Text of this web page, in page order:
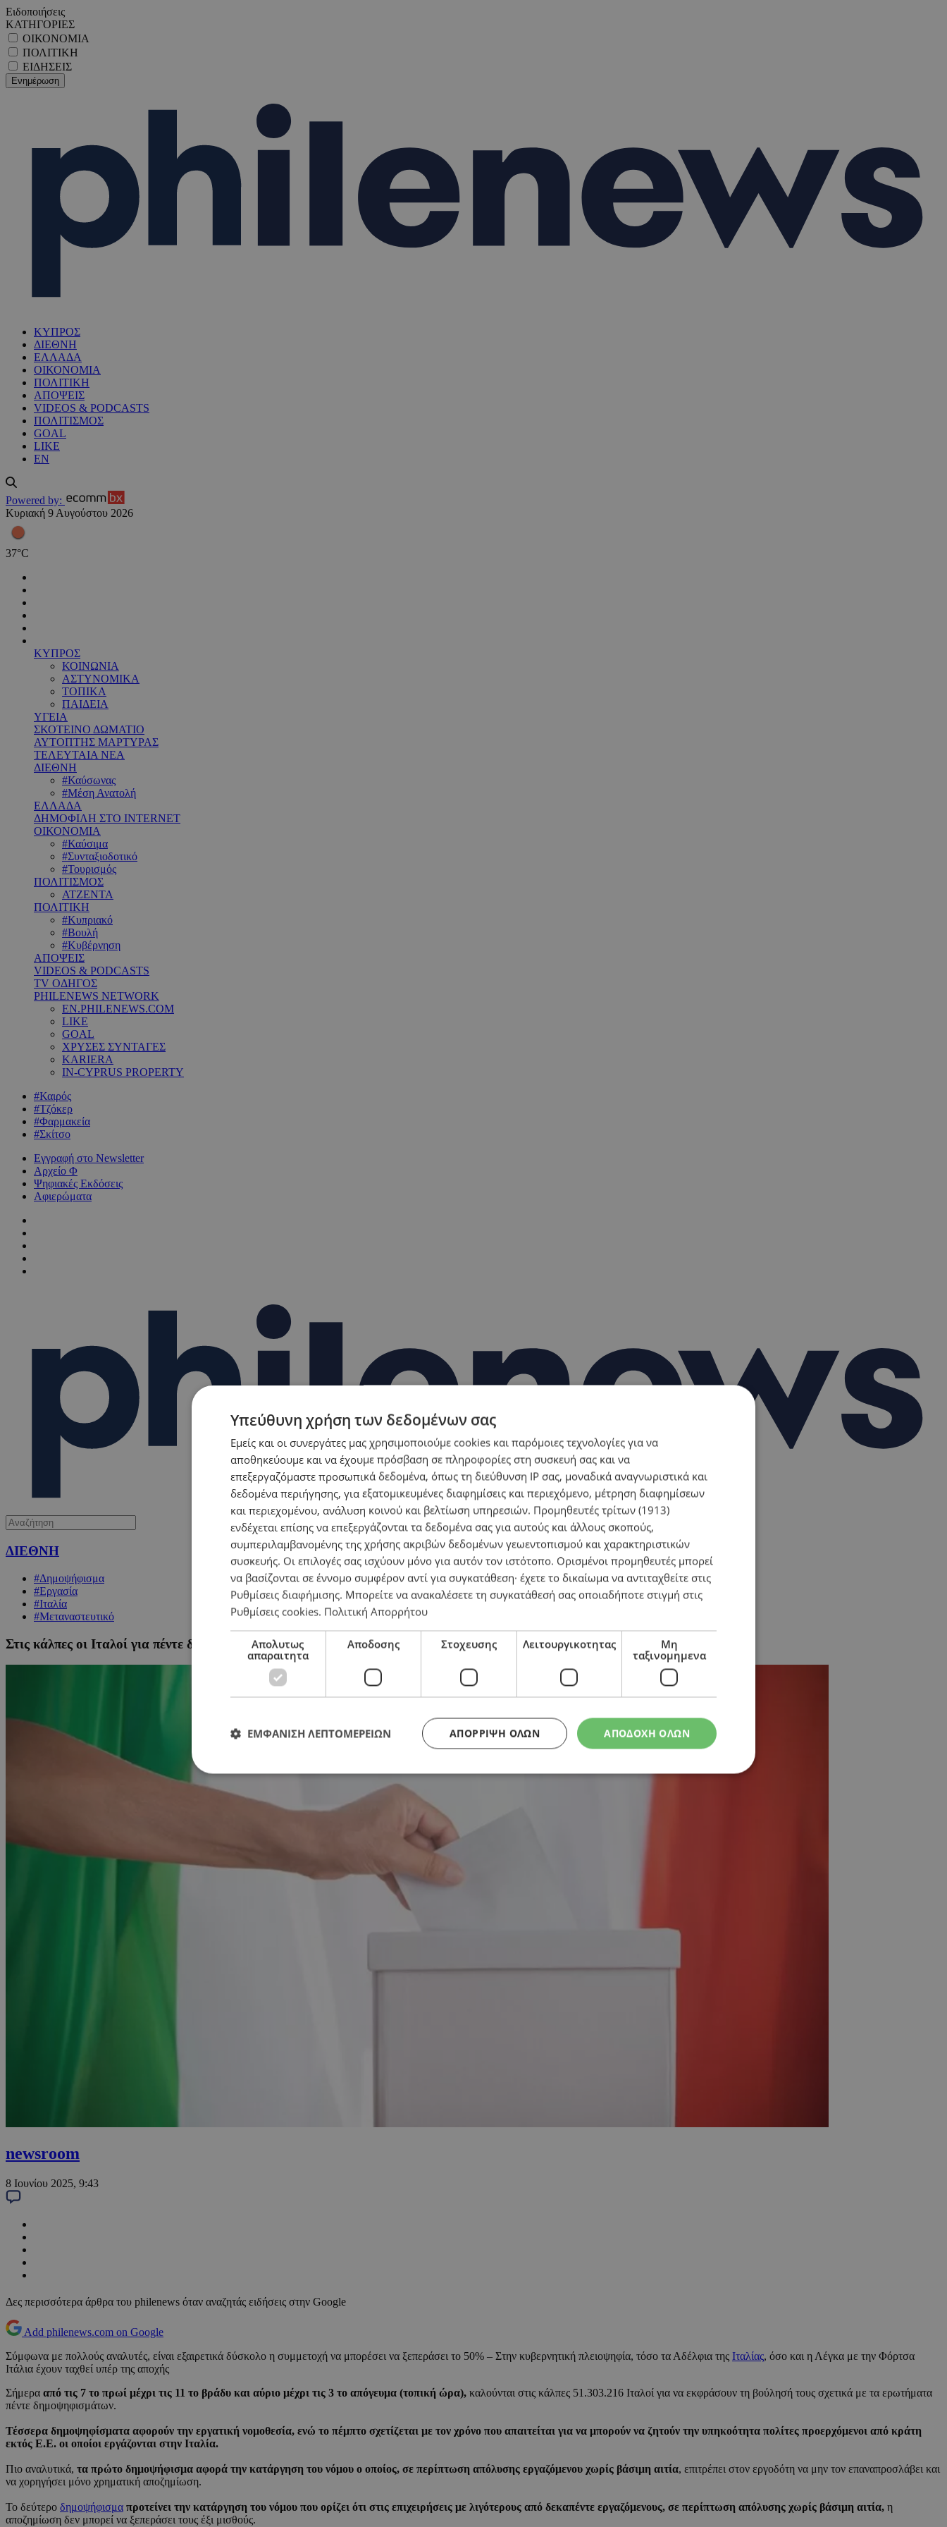
Ειδοποιήσεις
ΚΑΤΗΓΟΡΙΕΣ
ΟΙΚΟΝΟΜΙΑ
ΠΟΛΙΤΙΚΗ
ΕΙΔΗΣΕΙΣ
ΚΥΠΡΟΣ
ΔΙΕΘΝΗ
ΕΛΛΑΔΑ
ΟΙΚΟΝΟΜΙΑ
ΠΟΛΙΤΙΚΗ
ΑΠΟΨΕΙΣ
VIDEOS & PODCASTS
ΠΟΛΙΤΙΣΜΟΣ
GOAL
LIKE
EN
Powered by:
Κυριακή 9 Αυγούστου 2026
37°C
ΚΥΠΡΟΣ
ΚΟΙΝΩΝΙΑ
ΑΣΤΥΝΟΜΙΚΑ
ΤΟΠΙΚΑ
ΠΑΙΔΕΙΑ
ΥΓΕΙΑ
ΣΚΟΤΕΙΝΟ ΔΩΜΑΤΙΟ
ΑΥΤΟΠΤΗΣ ΜΑΡΤΥΡΑΣ
ΤΕΛΕΥΤΑΙΑ ΝΕΑ
ΔΙΕΘΝΗ
#Καύσωνας
#Μέση Ανατολή
ΕΛΛΑΔΑ
ΔΗΜΟΦΙΛΗ ΣΤΟ INTERNET
ΟΙΚΟΝΟΜΙΑ
#Καύσιμα
#Συνταξιοδοτικό
#Τουρισμός
ΠΟΛΙΤΙΣΜΟΣ
ΑΤΖΕΝΤΑ
ΠΟΛΙΤΙΚΗ
#Κυπριακό
#Βουλή
#Κυβέρνηση
ΑΠΟΨΕΙΣ
VIDEOS & PODCASTS
TV ΟΔΗΓΟΣ
PHILENEWS NETWORK
EN.PHILENEWS.COM
LIKE
GOAL
ΧΡΥΣΕΣ ΣΥΝΤΑΓΕΣ
KARIERA
IN-CYPRUS PROPERTY
#Καιρός
#Τζόκερ
#Φαρμακεία
#Σκίτσο
Εγγραφή στο Newsletter
Αρχείο Φ
Ψηφιακές Εκδόσεις
Αφιερώματα
ΔΙΕΘΝΗ
#Δημοψήφισμα
#Εργασία
#Ιταλία
#Μεταναστευτικό
Στις κάλπες οι Ιταλοί για πέντε δημοψηφίσματα που αφορούν εργασιακά και μετανάστες
newsroom
8 Ιουνίου 2025, 9:43
Δες περισσότερα άρθρα του philenews όταν αναζητάς ειδήσεις στην Google
Add philenews.com on Google
Σύμφωνα με πολλούς αναλυτές, είναι εξαιρετικά δύσκολο η συμμετοχή να μπορέσει να ξεπεράσει το 50% – Στην κυβερνητική πλειοψηφία, τόσο τα Αδέλφια της Ιταλίας, όσο και η Λέγκα με την Φόρτσα
Ιτάλια έχουν ταχθεί υπέρ της αποχής
Σήμερα από τις 7 το πρωί μέχρι τις 11 το βράδυ και αύριο μέχρι τις 3 το απόγευμα (τοπική ώρα), καλούνται στις κάλπες 51.303.216 Ιταλοί για να εκφράσουν τη βούλησή τους σχετικά με τα ερωτήματα
πέντε δημοψηφισμάτων.
Τέσσερα δημοψηφίσματα αφορούν την εργατική νομοθεσία, ενώ το πέμπτο σχετίζεται με τον χρόνο που απαιτείται για να μπορούν να ζητούν την υπηκοότητα πολίτες προερχόμενοι από κράτη
εκτός Ε.Ε. οι οποίοι εργάζονται στην Ιταλία.
Πιο αναλυτικά, τα πρώτο δημοψήφισμα αφορά την κατάργηση του νόμου ο οποίος, σε περίπτωση απόλυσης εργαζόμενου χωρίς βάσιμη αιτία, επιτρέπει στον εργοδότη να μην τον επαναπροσλάβει και
να χορηγήσει μόνο χρηματική αποζημίωση.
Το δεύτερο δημοψήφισμα προτείνει την κατάργηση του νόμου που ορίζει ότι στις επιχειρήσεις με λιγότερους από δεκαπέντε εργαζόμενους, σε περίπτωση απόλυσης χωρίς βάσιμη αιτία, η
αποζημίωση δεν μπορεί να ξεπεράσει τους έξι μισθούς.
Υπεύθυνη χρήση των δεδομένων σας
Εμείς και οι συνεργάτες μας χρησιμοποιούμε cookies και παρόμοιες τεχνολογίες για να
αποθηκεύουμε και να έχουμε πρόσβαση σε πληροφορίες στη συσκευή σας και να
επεξεργαζόμαστε προσωπικά δεδομένα, όπως τη διεύθυνση IP σας, μοναδικά αναγνωριστικά και
δεδομένα περιήγησης, για εξατομικευμένες διαφημίσεις και περιεχόμενο, μέτρηση διαφημίσεων
και περιεχομένου, ανάλυση κοινού και βελτίωση υπηρεσιών. Προμηθευτές τρίτων (1913)
ενδέχεται επίσης να επεξεργάζονται τα δεδομένα σας για αυτούς και άλλους σκοπούς,
συμπεριλαμβανομένης της χρήσης ακριβών δεδομένων γεωεντοπισμού και χαρακτηριστικών
συσκευής. Οι επιλογές σας ισχύουν μόνο για αυτόν τον ιστότοπο. Ορισμένοι προμηθευτές μπορεί
να βασίζονται σε έννομο συμφέρον αντί για συγκατάθεση· έχετε το δικαίωμα να αντιταχθείτε στις
Ρυθμίσεις διαφήμισης. Μπορείτε να ανακαλέσετε τη συγκατάθεσή σας οποιαδήποτε στιγμή στις
Ρυθμίσεις cookies. Πολιτική Απορρήτου
Απολυτως
απαραιτητα
Αποδοσης Στοχευσης Λειτουργικοτητας
Μη
ταξινομημενα
ΑΠΟΔΟΧΗ ΟΛΩΝ
ΑΠΌΡΡΙΨΗ ΌΛΩΝ
ΕΜΦΑΝΙΣΗ ΛΕΠΤΟΜΕΡΕΙΩΝ